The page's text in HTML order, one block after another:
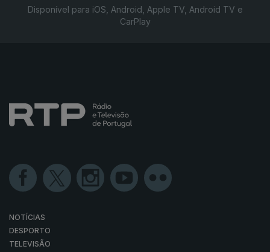
Disponível para iOS, Android, Apple TV, Android TV e
CarPlay
NOTÍCIAS
DESPORTO
TELEVISÃO